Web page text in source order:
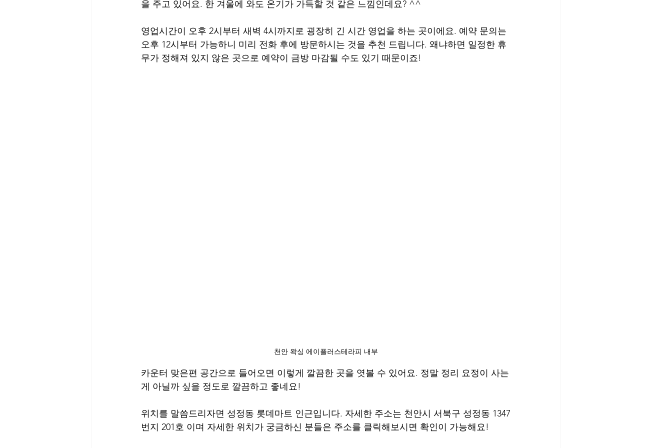
을 주고 있어요. 한 겨울에 와도 온기가 가득할 것 같은 느낌인데요? ^^
영업시간이 오후 2시부터 새벽 4시까지로 굉장히 긴 시간 영업을 하는 곳이에요. 예약 문의는
오후 12시부터 가능하니 미리 전화 후에 방문하시는 것을 추천 드립니다. 왜냐하면 일정한 휴
무가 정해져 있지 않은 곳으로 예약이 금방 마감될 수도 있기 때문이죠!
천안 왁싱 에이플러스테라피 내부
카운터 맞은편 공간으로 들어오면 이렇게 깔끔한 곳을 엿볼 수 있어요. 정말 정리 요정이 사는
게 아닐까 싶을 정도로 깔끔하고 좋네요!
위치를 말씀드리자면 성정동 롯데마트 인근입니다. 자세한 주소는 천안시 서북구 성정동 1347
번지 201호 이며 자세한 위치가 궁금하신 분들은 주소를 클릭해보시면 확인이 가능해요!